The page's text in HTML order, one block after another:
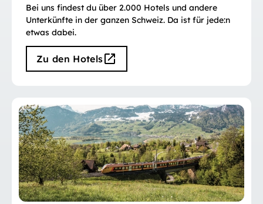
Bei uns findest du über 2.000 Hotels und andere
Unterkünfte in der ganzen Schweiz. Da ist für jede:n
etwas dabei.
Zu den Hotels